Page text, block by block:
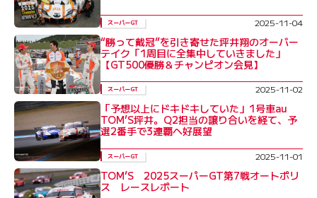
スーパーGT 2025-11-04
“勝って戴冠”を引き寄せた坪井翔のオーバー
テイク「1周目に全集中していきました」
【GT500優勝＆チャンピオン会見】
スーパーGT 2025-11-02
「予想以上にドキドキしていた」1号車au
TOM’S坪井。Q2担当の譲り合いを経て、予
選2番手で3連覇へ好展望
スーパーGT 2025-11-01
TOM’S 2025スーパーGT第7戦オートポリ
ス レースレポート